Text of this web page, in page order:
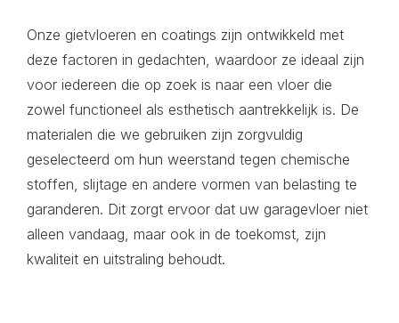
Onze gietvloeren en coatings zijn ontwikkeld met
deze factoren in gedachten, waardoor ze ideaal zijn
voor iedereen die op zoek is naar een vloer die
zowel functioneel als esthetisch aantrekkelijk is. De
materialen die we gebruiken zijn zorgvuldig
geselecteerd om hun weerstand tegen chemische
stoffen, slijtage en andere vormen van belasting te
garanderen. Dit zorgt ervoor dat uw garagevloer niet
alleen vandaag, maar ook in de toekomst, zijn
kwaliteit en uitstraling behoudt.